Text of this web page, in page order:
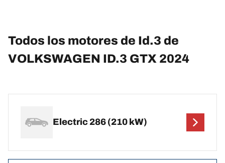
Todos los motores de Id.3 de
VOLKSWAGEN ID.3 GTX 2024
Electric 286 (210 kW)